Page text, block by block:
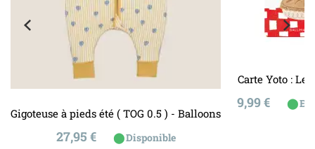
Gigoteuse à pieds été ( TOG 0.5 ) - Balloons
Prix
27,95 € ⬤Disponible
Carte Yoto :
Prix
9,99 € ⬤En